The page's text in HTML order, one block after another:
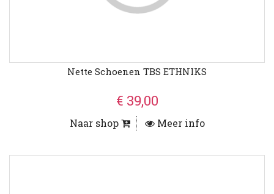
Nette Schoenen TBS ETHNIKS
€ 39,00
Naar shop Meer info